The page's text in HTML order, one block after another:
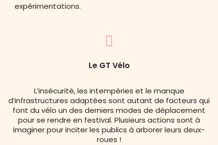
expérimentations.
Le GT Vélo
L’insécurité, les intempéries et le manque
d’infrastructures adaptées sont autant de facteurs qui
font du vélo un des derniers modes de déplacement
pour se rendre en festival. Plusieurs actions sont à
imaginer pour inciter les publics à arborer leurs deux-
roues !